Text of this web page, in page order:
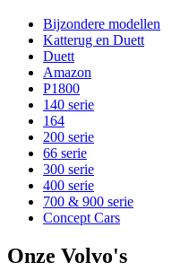
Bijzondere modellen
Katterug en Duett
Duett
Amazon
P1800
140 serie
164
200 serie
66 serie
300 serie
400 serie
700 & 900 serie
Concept Cars
Onze Volvo's